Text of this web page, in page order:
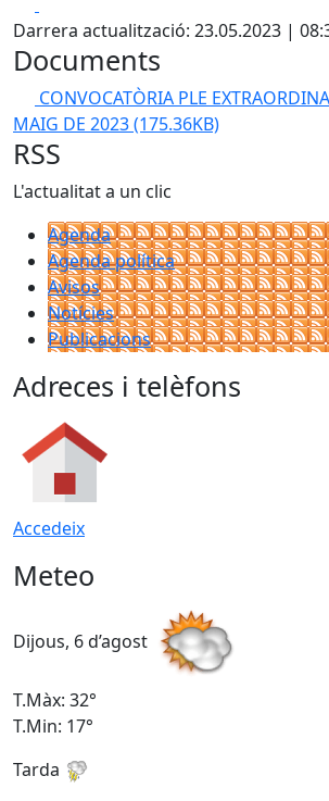
Darrera actualització: 23.05.2023 |
Documents
CONVOCATÒRIA PLE
MAIG DE 2023(175.36KB)
RSS
L'actualitat a un clic
Agenda
Agenda política
Avisos
Notícies
Publicacions
Adreces i telèfons
Accedeix
Meteo
Dijous, 6 d’agost
T.Màx: 32°
T.Min: 17°
Tarda